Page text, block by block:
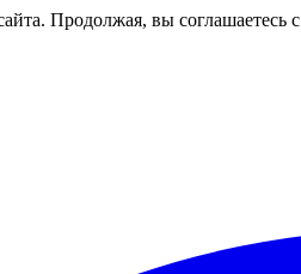
Продолжая, вы соглашаетесь с